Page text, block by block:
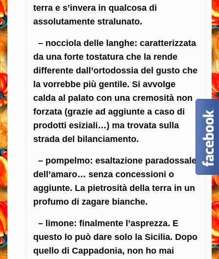
terra e s’invera in qualcosa di
assolutamente stralunato.
– nocciola delle langhe: caratterizzata
da una forte tostatura che la rende
differente dall’ortodossia del gusto che
la vorrebbe più gentile. Si avvolge
calda al palato con una cremosità non
forzata (grazie ad aggiunte a caso di
prodotti esiziali…) ma trovata sulla
strada del bilanciamento.
– pompelmo: esaltazione paradossale
dell’amaro… senza concessioni o
aggiunte. La pietrosità della terra in un
profumo di zagare bianche.
– limone: finalmente l’asprezza. E
questo lo può dare solo la Sicilia. Dopo
quello di Cappadonia, non ho mai